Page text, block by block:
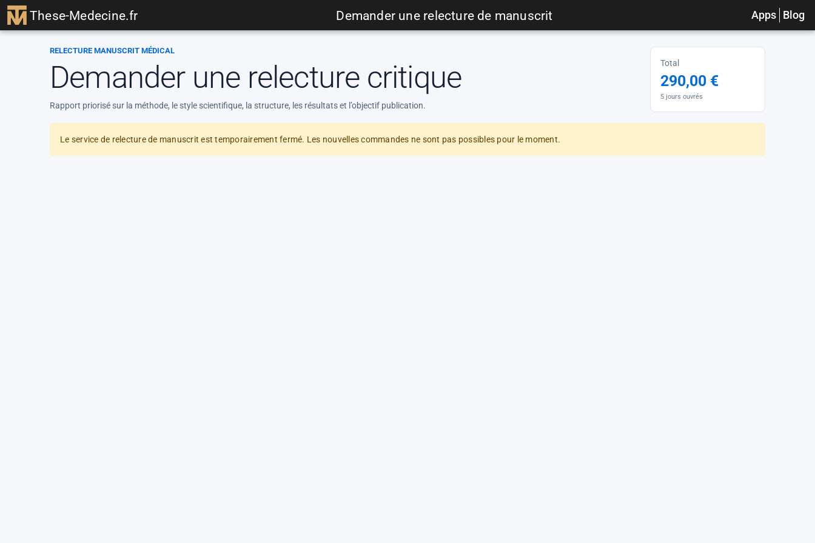
These-Medecine.fr Demander une relecture de manuscrit Apps Blog
RELECTURE MANUSCRIT MÉDICAL
Demander une relecture critique
Rapport priorisé sur la méthode, le style scientifique, la structure, les résultats et l’objectif publication.
Total
290,00 €
5 jours ouvrés
Le service de relecture de manuscrit est temporairement fermé. Les nouvelles commandes ne sont pas possibles pour le moment.